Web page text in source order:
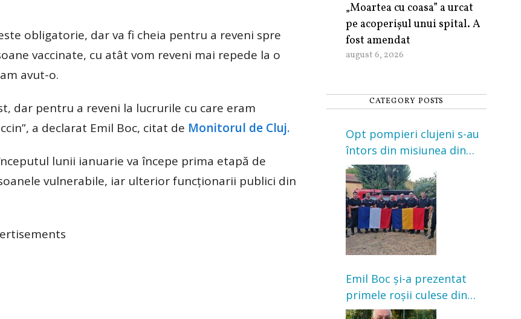
obligatorie, dar va fi cheia pentru a reveni spre
vaccinate, cu atât vom reveni mai repede la o
avut-o.
dar pentru a reveni la lucrurile cu care eram
a declarat Emil Boc, citat de Monitorul de Cluj.
lunii ianuarie va începe prima etapă de
vulnerabile, iar ulterior funcționarii publici din
„Moartea cu coasa” a urcat
pe acoperișul unui spital. A
fost amendat
august 6, 2026
CATEGORY POSTS
Opt pompieri clujeni s-au
întors din misiunea din
Franța. Au intervenit la
incendii de vegetație și
pădure
Emil Boc și-a prezentat
primele roșii culese din
grădină: „Niciun magazin